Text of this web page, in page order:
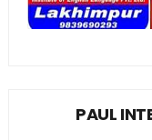
PAUL